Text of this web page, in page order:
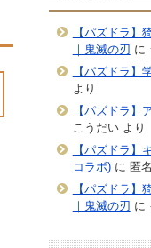
【パズドラ】
｜鬼滅の刃 に
【パズドラ】
より
【パズドラ】
こうだいより
【パズドラ】
コラボ)に 匿名
【パズドラ】
｜鬼滅の刃 に